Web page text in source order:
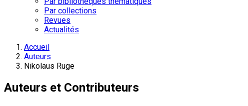
Par collections
Revues
Actualités
Accueil
Auteurs
Nikolaus Ruge
Auteurs et Contributeurs